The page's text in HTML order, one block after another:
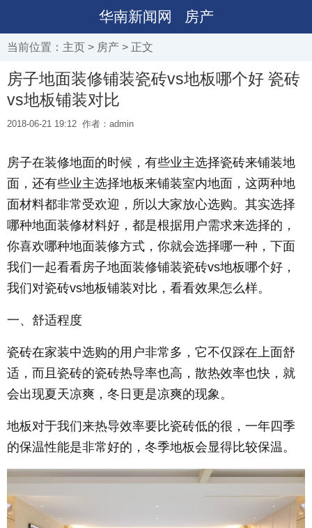
华南新闻网 房产
当前位置： 主页 > 房产 > 正文
房子地面装修铺装瓷砖vs地板哪个好 瓷砖
vs地板铺装对比
2018-06-21 19:12 作者：admin
房子在装修地面的时候，有些业主选择瓷砖来铺装地
面，还有些业主选择地板来铺装室内地面，这两种地
面材料都非常受欢迎，所以大家放心选购。其实选择
哪种地面装修材料好，都是根据用户需求来选择的，
你喜欢哪种地面装修方式，你就会选择哪一种，下面
我们一起看看房子地面装修铺装瓷砖vs地板哪个好，
我们对瓷砖vs地板铺装对比，看看效果怎么样。
一、舒适程度
瓷砖在家装中选购的用户非常多，它不仅踩在上面舒
适，而且瓷砖的瓷砖热导率也高，散热效率也快，就
会出现夏天凉爽，冬日更是凉爽的现象。
地板对于我们来热导效率要比瓷砖低的很，一年四季
的保温性能是非常好的，冬季地板会显得比较保温。